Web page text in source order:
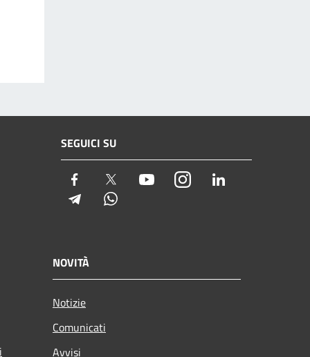
SEGUICI SU
Facebook Twitter YoutubeInstagram
Telegram
NOVITÀ
Notizie
Comunicati
Avvisi